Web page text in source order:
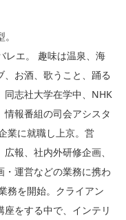
レエ。 趣味は温泉、海
お酒、歌うこと、踊る
同志社大学在学中、NHK
報番組の司会アシスタ
業に就職し上京。営
報、社内外研修企画、
運営などの業務に携わ
務を開始。クライアン
座をする中で、インテリ